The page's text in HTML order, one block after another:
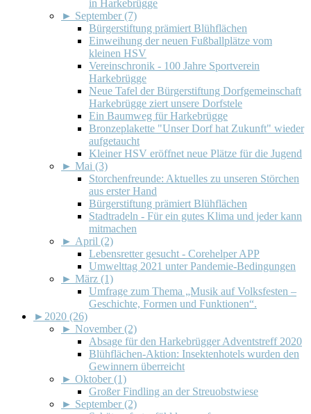
in Harkebrügge
► September (7)
Bürgerstiftung prämiert Blühflächen
Einweihung der neuen Fußballplätze vom
kleinen HSV
Vereinschronik - 100 Jahre Sportverein
Harkebrügge
Neue Tafel der Bürgerstiftung Dorfgemeinschaft
Harkebrügge ziert unsere Dorfstele
Ein Baumweg für Harkebrügge
Bronzeplakette "Unser Dorf hat Zukunft" wieder
aufgetaucht
Kleiner HSV eröffnet neue Plätze für die Jugend
► Mai (3)
Storchenfreunde: Aktuelles zu unseren Störchen
aus erster Hand
Bürgerstiftung prämiert Blühflächen
Stadtradeln - Für ein gutes Klima und jeder kann
mitmachen
► April (2)
Lebensretter gesucht - Corehelper APP
Umwelttag 2021 unter Pandemie-Bedingungen
► März (1)
Umfrage zum Thema „Musik auf Volksfesten –
Geschichte, Formen und Funktionen“.
► 2020 (26)
► November (2)
Absage für den Harkebrügger Adventstreff 2020
Blühflächen-Aktion: Insektenhotels wurden den
Gewinnern überreicht
► Oktober (1)
Großer Findling an der Streuobstwiese
► September (2)